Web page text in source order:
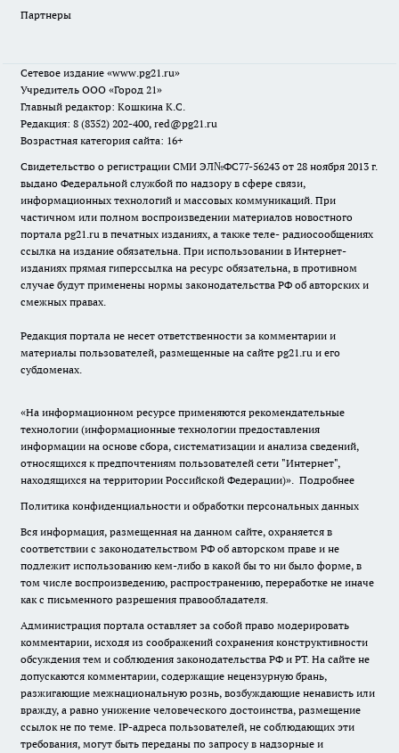
Партнеры
Сетевое издание «www.pg21.ru»
Учредитель ООО «Город 21»
Главный редактор: Кошкина К.С.
Редакция: 8 (8352) 202-400, red@pg21.ru
Возрастная категория сайта: 16+
Свидетельство о регистрации СМИ ЭЛ№ФС77-56243 от 28 ноября 2013 г.
выдано Федеральной службой по надзору в сфере связи,
информационных технологий и массовых коммуникаций. При
частичном или полном воспроизведении материалов новостного
портала pg21.ru в печатных изданиях, а также теле- радиосообщениях
ссылка на издание обязательна. При использовании в Интернет-
изданиях прямая гиперссылка на ресурс обязательна, в противном
случае будут применены нормы законодательства РФ об авторских и
смежных правах.
Редакция портала не несет ответственности за комментарии и
материалы пользователей, размещенные на сайте pg21.ru и его
субдоменах.
«На информационном ресурсе применяются рекомендательные
технологии (информационные технологии предоставления
информации на основе сбора, систематизации и анализа сведений,
относящихся к предпочтениям пользователей сети "Интернет",
находящихся на территории Российской Федерации)». Подробнее
Политика конфиденциальности и обработки персональных данных
Вся информация, размещенная на данном сайте, охраняется в
соответствии с законодательством РФ об авторском праве и не
подлежит использованию кем-либо в какой бы то ни было форме, в
том числе воспроизведению, распространению, переработке не иначе
как с письменного разрешения правообладателя.
Администрация портала оставляет за собой право модерировать
комментарии, исходя из соображений сохранения конструктивности
обсуждения тем и соблюдения законодательства РФ и РТ. На сайте не
допускаются комментарии, содержащие нецензурную брань,
разжигающие межнациональную рознь, возбуждающие ненависть или
вражду, а равно унижение человеческого достоинства, размещение
ссылок не по теме. IP-адреса пользователей, не соблюдающих эти
требования, могут быть переданы по запросу в надзорные и